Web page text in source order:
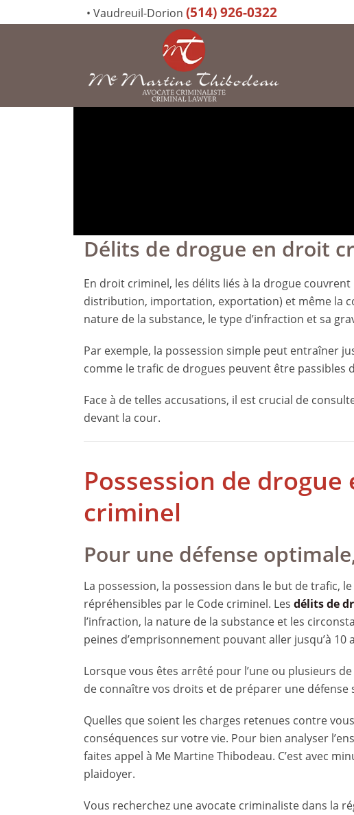
• Vaudreuil-Dorion (514) 926-0322
Délits de drogue en droit
En droit criminel, les délits liés à la drogue
distribution, importation, exportation) et même la
nature de la substance, le type d’infraction et sa
Par exemple, la possession simple peut entraîner
comme le trafic de drogues peuvent être
Face à de telles accusations, il est crucial de
devant la cour.
Possession de
criminel
Pour une défense
La possession, la possession dans le but de trafic,
répréhensibles par le Code criminel. Les délits de
l’infraction, la nature de la substance et les
peines d’emprisonnement pouvant aller jusqu’à 10
Lorsque vous êtes arrêté pour l’une ou plusieurs
de connaître vos droits et de préparer une défense
Quelles que soient les charges retenues contre
conséquences sur votre vie. Pour bien analyser
faites appel à Me Martine Thibodeau. C’est avec
plaidoyer.
Vous recherchez une avocate criminaliste dans la